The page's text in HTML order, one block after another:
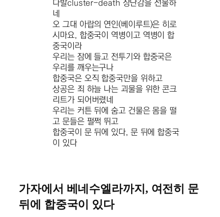
다발cluster-death 장난감을 선물하
네
오 그대 아랍의 연인(베이루트)은 히로
시마요, 합중국이 역병이고 역병이 합
중국이라
우리는 잠에 들고 전투기와 합중국은
우리를 깨우는구나
합중국은 오직 합중국만을 위하고
상공은 죄 하늘 나는 괴물을 위한 콘크
리트가 되어버렸네
우리는 커튼 뒤에 숨고 건물은 몸을 떨
고 문들은 펄쩍 뛰고
합중국이 문 뒤에 있다, 문 뒤에 합중국
이 있다
가자에서 베네수엘라까지, 여전히 문
뒤에 합중국이 있다